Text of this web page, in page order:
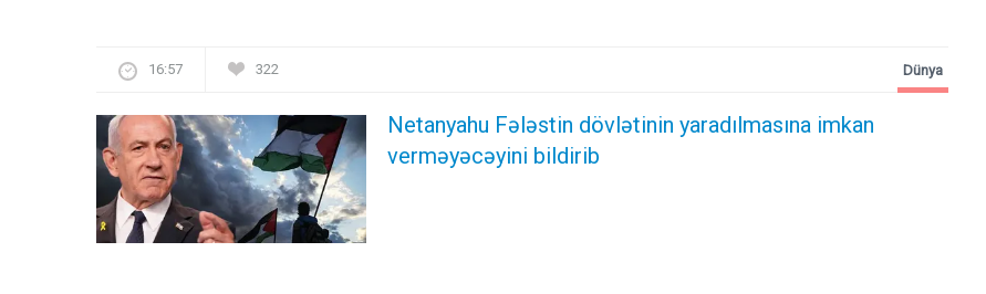
16:57 322
Netanyahu Fələstin dövlətinin yaradılmasına imkan
verməyəcəyini bildirib
Dünya